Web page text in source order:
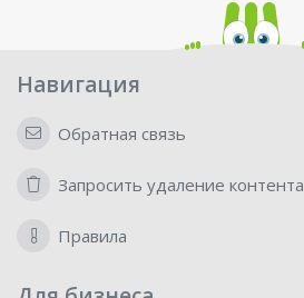
Навигация
Обратная связь
Запросить удаление контента
Правила